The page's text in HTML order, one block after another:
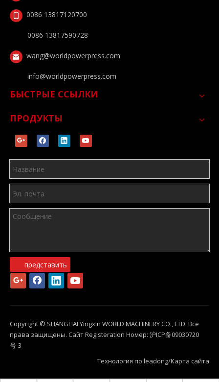
0086 13817120700
0086 13817590728
wang@worldpowerpress.com
info@worldpowerpress.com
БЫСТРЫЕ ССЫЛКИ
ПРОДУКТЫ
представить
Copyright © SHANGHAI Yingxin WORLD MACHINERY CO., LTD. Все
права защищены. Сайт Registeration Номер: 沪ICP备09030720
号-3
Технология по leadong/Карта сайта